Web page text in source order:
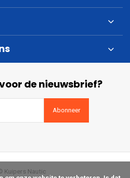
de nieuwsbrief?
Abonneer
Kuipers Nautic